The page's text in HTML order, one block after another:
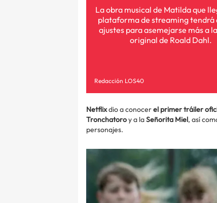
La obra musical de Matilda que
plataforma de streaming tendrá
ajustes para asemejarse más a
original de Roald Dahl.
Redacción LOS40
Netflixdio a conocerel primer tráiler
Tronchatoroy a laSeñorita Miel, así
personajes.